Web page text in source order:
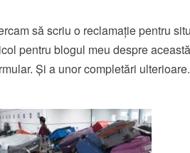
să scriu o reclamație pentru
pentru blogul meu despre
Și a unor completări